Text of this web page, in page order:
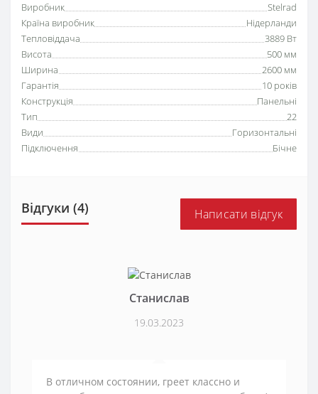
Виробник
Stelrad
Країна виробник
Нідерланди
Тепловіддача
3889 Вт
Висота
500 мм
Ширина
2600 мм
Гарантія
10 років
Конструкція
Панельні
Тип
22
Види
Горизонтальні
Підключення
Бічне
Відгуки (4) Написати відгук
Станислав
19.03.2023
В отличном состоянии, греет классно и